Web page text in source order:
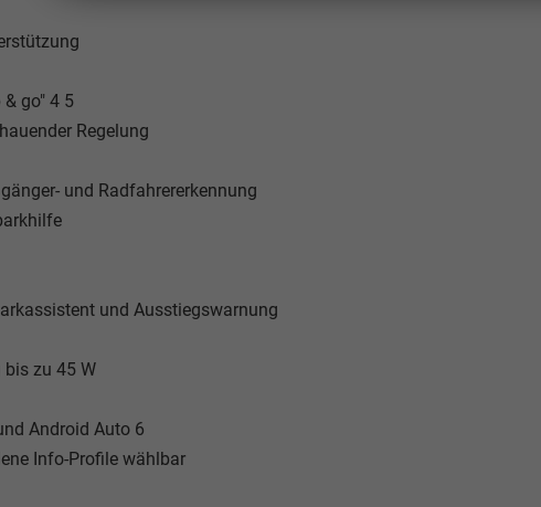
go" 4 5
Regelung
und Radfahrererkennung
und Ausstiegswarnung
bis zu 45 W
Android Auto 6
Info-Profile wählbar